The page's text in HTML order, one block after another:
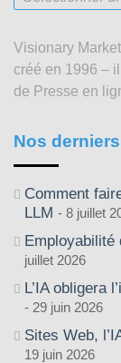
articles
2003
Visionary
créé en 1996 –
de Presse en
Nos
Comment
LLM
8 juillet
Employabilité
juillet 2026
L’IA obligera
29 juin 2026
Sites Web,
19 juin 2026